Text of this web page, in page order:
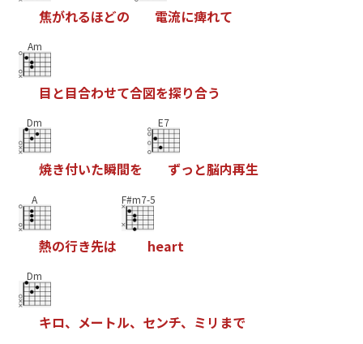
焦がれるほどの 電流に痺れて
Am
目 と目合わせて合図を探り合う
Dm
焼き付いた瞬間を
E7
ずっ と脳内再生
A
熱の行き先は
F#m7-5
heart
Dm
キロ、 メー トル、 センチ、 ミ リ まで